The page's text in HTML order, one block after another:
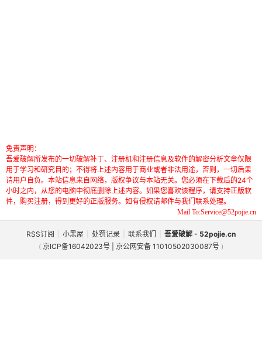
免责声明：
吾爱破解所发布的一切破解补丁、注册机和注册信息及软件的解密分析文章仅限
用于学习和研究目的；不得将上述内容用于商业或者非法用途，否则，一切后果
请用户自负。本站信息来自网络，版权争议与本站无关。您必须在下载后的24个
小时之内，从您的电脑中彻底删除上述内容。如果您喜欢该程序，请支持正版软
件，购买注册，得到更好的正版服务。如有侵权请邮件与我们联系处理。
Mail To:Service@52pojie.cn
RSS订阅 小黑屋 处罚记录 联系我们
吾爱破解 - 52pojie.cn
( 京ICP备16042023号 | 京公网安备 11010502030087号 )